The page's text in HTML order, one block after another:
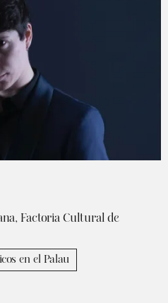
Factoria Cultural de
en el Palau